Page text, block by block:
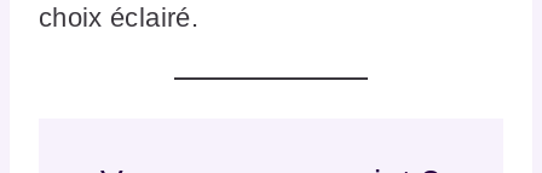
choix éclairé.